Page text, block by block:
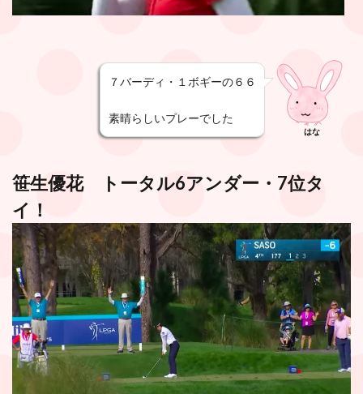
７バーディ・１ボギーの６６
素晴らしいプレーでした
はな
笹生優花 トータル6アンダー・7位タ
イ！